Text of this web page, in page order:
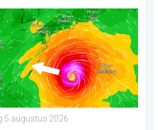
3 augustus 2026
op weg naar Japan. Veel
5 augustus 2026